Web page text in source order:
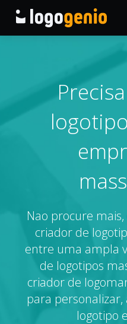
Gerador de logótipos
Ideias de logótipos
Produtos impressos
Blog
Nao procure
criador de
entre uma ampla
de logotipos
criador de
para
logotipo